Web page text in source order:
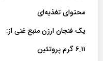
محتوای تغذیه‌ای
یک فنجان ارزن منبع غنی از‌:
۶.۱۱ گرم پروتئین